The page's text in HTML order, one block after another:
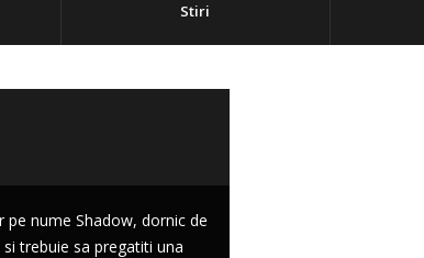
Stiri
nume Shadow, dornic de
trebuie sa pregatiti una